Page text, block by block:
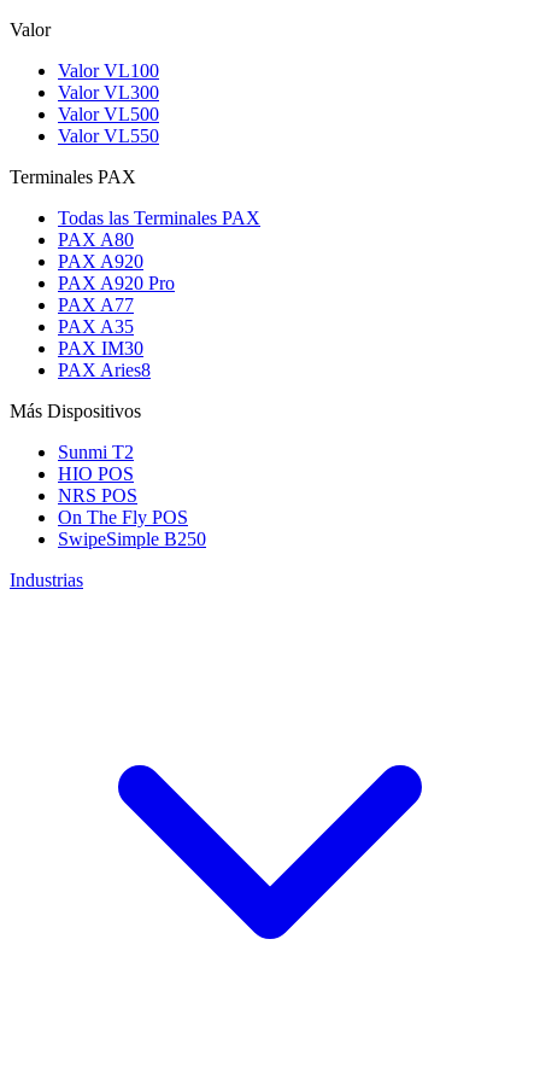
Valor
Valor VL100
Valor VL300
Valor VL500
Valor VL550
Terminales PAX
Todas las Terminales PAX
PAX A80
PAX A920
PAX A920 Pro
PAX A77
PAX A35
PAX IM30
PAX Aries8
Más Dispositivos
Sunmi T2
HIO POS
NRS POS
On The Fly POS
SwipeSimple B250
Industrias